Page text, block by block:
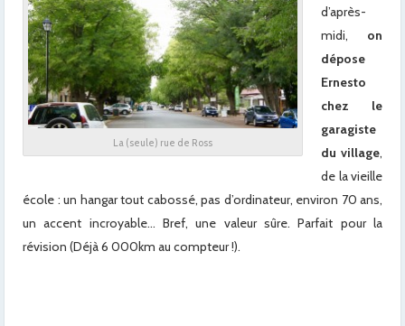
La (seule) rue de Ross
d’après-
midi, on
dépose
Ernesto
chez le
garagiste
du village,
de la vieille
école : un hangar tout cabossé, pas d’ordinateur, environ 70 ans,
un accent incroyable… Bref, une valeur sûre. Parfait pour la
révision (Déjà 6 000km au compteur !).